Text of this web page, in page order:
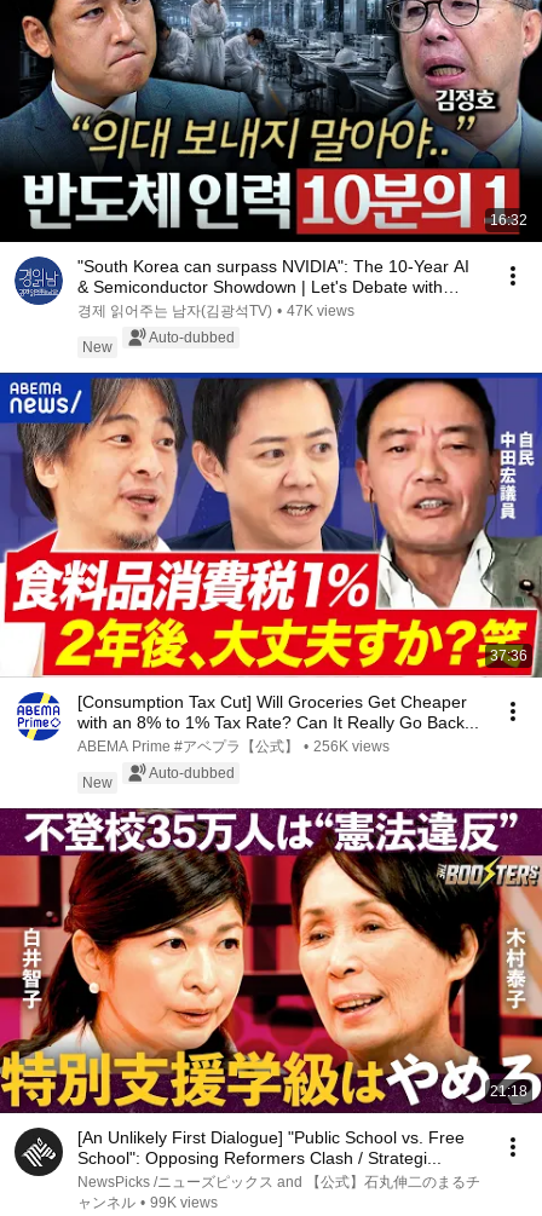
16:32
"South Korea can surpass NVIDIA": The 10-Year AI
& Semiconductor Showdown | Let's Debate with
Gye...
경제 읽어주는 남자(김광석TV) • 47K views
New
Auto-dubbed
37:36
[Consumption Tax Cut] Will Groceries Get Cheaper
with an 8% to 1% Tax Rate? Can It Really Go Back...
ABEMA Prime #アベプラ【公式】 • 256K views
New
Auto-dubbed
21:18
[An Unlikely First Dialogue] "Public School vs. Free
School": Opposing Reformers Clash / Strategi...
NewsPicks /ニューズピックス and 【公式】石丸伸二のまるチ
ャンネル • 99K views